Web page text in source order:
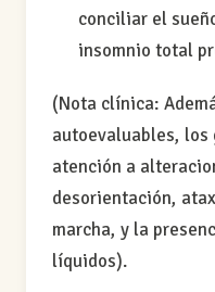
conciliar el
insomnio total
(Nota clínica:
autoevaluables,
atención a
desorientación,
marcha, y la
líquidos).